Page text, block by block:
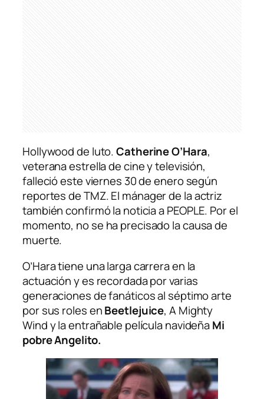
Hollywood de luto.Catherine O’Hara,
veterana estrella de cine y televisión,
falleció este viernes 30 de enero según
reportes deTMZ. El mánager de la actriz
también confirmó la noticia aPEOPLE. Por el
momento, no se ha precisado la causa de
muerte.
O’Hara tiene una larga carrera en la
actuación y es recordada por varias
generaciones de fanáticos al séptimo arte
por sus roles enBeetlejuice,A Mighty
Windy la entrañable película navideñaMi
pobre Angelito.